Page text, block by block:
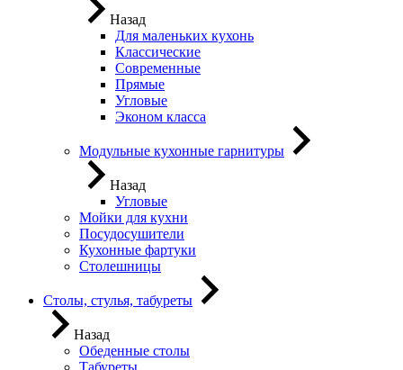
Назад
Для маленьких кухонь
Классические
Современные
Прямые
Угловые
Эконом класса
Модульные кухонные гарнитуры
Назад
Угловые
Мойки для кухни
Посудосушители
Кухонные фартуки
Столешницы
Столы, стулья, табуреты
Назад
Обеденные столы
Табуреты